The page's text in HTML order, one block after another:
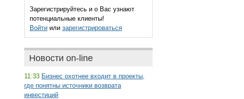
Зарегистрируйтесь и о Вас узнают
потенциальные клиенты!
Войти или зарегистрироваться
Новости on-line
11:33 Бизнес охотнее входит в проекты,
где понятны источники возврата
инвестиций